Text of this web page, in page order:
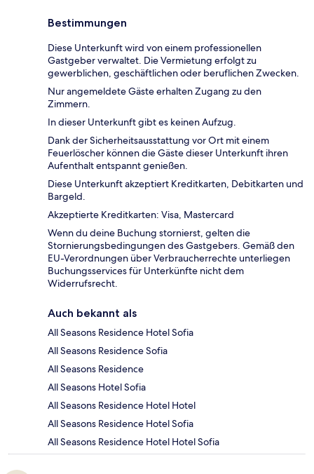
Bestimmungen
Diese Unterkunft wird von einem professionellen
Gastgeber verwaltet. Die Vermietung erfolgt zu
gewerblichen, geschäftlichen oder beruflichen Zwecken.
Nur angemeldete Gäste erhalten Zugang zu den
Zimmern.
In dieser Unterkunft gibt es keinen Aufzug.
Dank der Sicherheitsausstattung vor Ort mit einem
Feuerlöscher können die Gäste dieser Unterkunft ihren
Aufenthalt entspannt genießen.
Diese Unterkunft akzeptiert Kreditkarten, Debitkarten und
Bargeld.
Akzeptierte Kreditkarten: Visa, Mastercard
Wenn du deine Buchung stornierst, gelten die
Stornierungsbedingungen des Gastgebers. Gemäß den
EU-Verordnungen über Verbraucherrechte unterliegen
Buchungsservices für Unterkünfte nicht dem
Widerrufsrecht.
Auch bekannt als
All Seasons Residence Hotel Sofia
All Seasons Residence Sofia
All Seasons Residence
All Seasons Hotel Sofia
All Seasons Residence Hotel Hotel
All Seasons Residence Hotel Sofia
All Seasons Residence Hotel Hotel Sofia